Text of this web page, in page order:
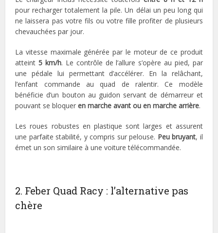
pour recharger totalement la pile. Un délai un peu long qui
ne laissera pas votre fils ou votre fille profiter de plusieurs
chevauchées par jour.
La vitesse maximale générée par le moteur de ce produit
atteint5 km/h. Le contrôle de l’allure s’opère au pied, par
une pédale lui permettant d’accélérer. En la relâchant,
l’enfant commande au quad de ralentir. Ce modèle
bénéficie d’un bouton au guidon servant de démarreur et
pouvant se bloqueren marche avant ou en marche arrière.
Les roues robustes en plastique sont larges et assurent
une parfaite stabilité, y compris sur pelouse. Peu bruyant, il
émet un son similaire à une voiture télécommandée.
2. Feber Quad Racy : l’alternative pas
chère